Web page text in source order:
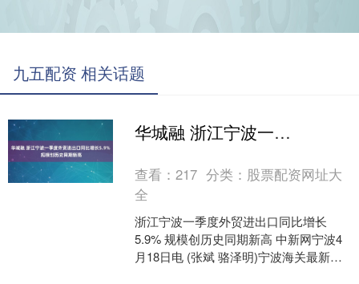
九五配资 相关话题
华城融 浙江宁波一季度外贸进出口同比增长5.9% 规模创历史同期新高
查看：217 分类： 股票配资网址大
全
浙江宁波一季度外贸进出口同比增长
5.9% 规模创历史同期新高 中新网宁波4
月18日电 (张斌 骆泽明)宁波海关最新统